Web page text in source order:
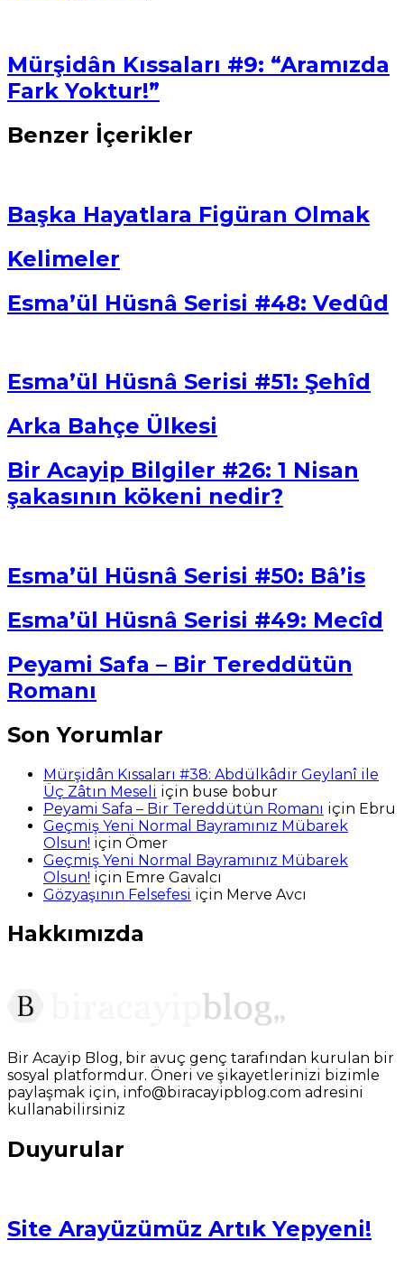
Mürşidân Kıssaları #9: “Aramızda
Fark Yoktur!”
Benzer İçerikler
Başka Hayatlara Figüran Olmak
Kelimeler
Esma’ül Hüsnâ Serisi #48: Vedûd
Esma’ül Hüsnâ Serisi #51: Şehîd
Arka Bahçe Ülkesi
Bir Acayip Bilgiler #26: 1 Nisan
şakasının kökeni nedir?
Esma’ül Hüsnâ Serisi #50: Bâ’is
Esma’ül Hüsnâ Serisi #49: Mecîd
Peyami Safa – Bir Tereddütün
Romanı
Son Yorumlar
Mürşidân Kıssaları #38: Abdülkâdir Geylanî ile
Üç Zâtın Meseli için buse bobur
Peyami Safa – Bir Tereddütün Romanı için Ebru
Geçmiş Yeni Normal Bayramınız Mübarek
Olsun! için Ömer
Geçmiş Yeni Normal Bayramınız Mübarek
Olsun! için Emre Gavalcı
Gözyaşının Felsefesi için Merve Avcı
Hakkımızda
Bir Acayip Blog, bir avuç genç tarafından kurulan bir
sosyal platformdur. Öneri ve şikayetlerinizi bizimle
paylaşmak için, info@biracayipblog.com adresini
kullanabilirsiniz
Duyurular
Site Arayüzümüz Artık Yepyeni!